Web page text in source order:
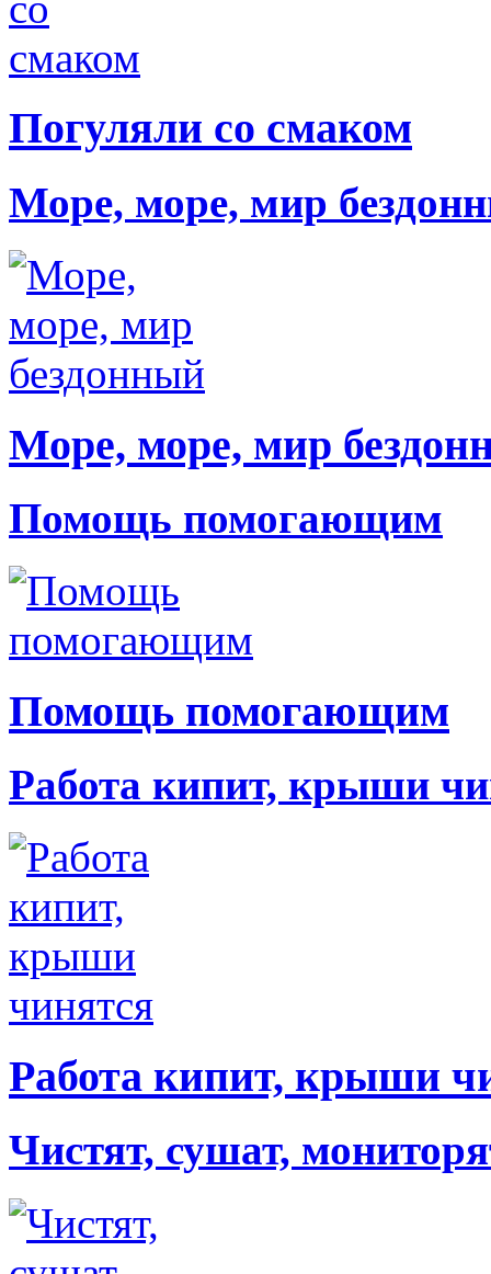
Погуляли со смаком
Море, море, мир
Море, море, мир
Помощь помогающим
Помощь помогающим
Работа кипит, крыши
Работа кипит, крыши
Чистят, сушат,